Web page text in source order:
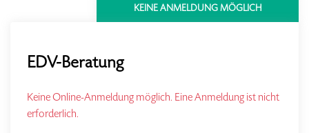
KEINE ANMELDUNG MÖGLICH
EDV-Beratung
Keine Online-Anmeldung möglich. Eine Anmeldung ist nicht
erforderlich.